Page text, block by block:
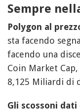
Sempre
Polygon al
sta facendo
facendo una
Coin Market
8,125 Miliardi di
Gli scossoni